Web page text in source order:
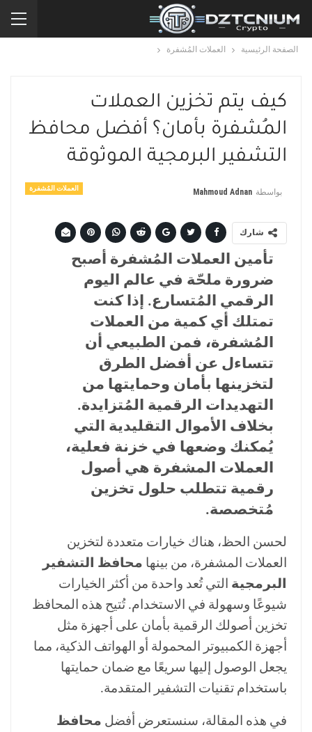
الصفحة الرئيسية العملات المُشفرة
كيف يتم تخزين العملات
المُشفرة بأمان؟ أفضل محافظ
التشفير البرمجية الموثوقة
العملات المُشفرة بواسطة Mahmoud Adnan
شارك
تأمين العملات المُشفرة أصبح
ضرورة ملحّة في عالم اليوم
الرقمي المُتسارع. إذا كنت
تمتلك أي كمية من العملات
المُشفرة، فمن الطبيعي أن
تتساءل عن أفضل الطرق
لتخزينها بأمان وحمايتها من
التهديدات الرقمية المُتزايدة.
بخلاف الأموال التقليدية التي
يُمكنك وضعها في خزنة فعلية،
العملات المشفرة هي أصول
رقمية تتطلب حلول تخزين
مُتخصصة.
لحسن الحظ، هناك خيارات متعددة لتخزين
العملات المشفرة، من بينها محافظ التشفير
البرمجية التي تُعد واحدة من أكثر الخيارات
شيوعًا وسهولة في الاستخدام. تُتيح هذه المحافظ
تخزين أصولك الرقمية بأمان على أجهزة مثل
أجهزة الكمبيوتر المحمولة أو الهواتف الذكية، مما
يجعل الوصول إليها سريعًا مع ضمان حمايتها
باستخدام تقنيات التشفير المتقدمة.
في هذه المقالة، سنستعرض أفضل محافظ